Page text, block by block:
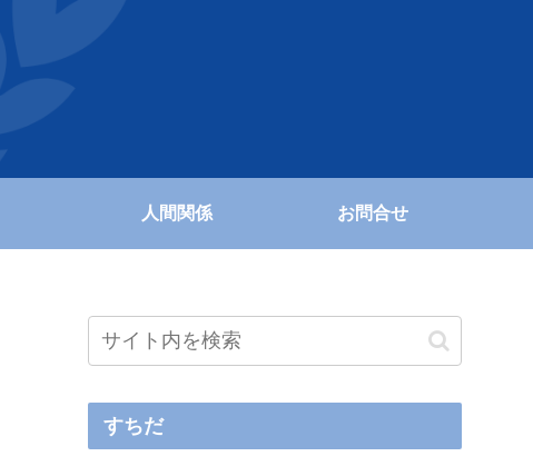
人間関係 お問合せ
すちだ